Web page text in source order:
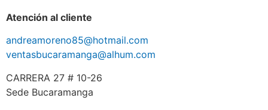
Atención al cliente
andreamoreno85@hotmail.com
ventasbucaramanga@alhum.com
CARRERA 27 # 10-26
Sede Bucaramanga